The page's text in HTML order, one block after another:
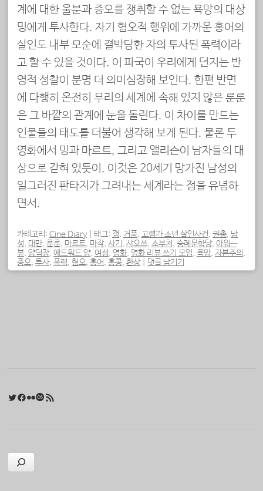
계에 대한 울분과 증오를 쟁취할 수 없는 욕망의 대상
밍에게 투사한다. 자기 혐오적 행위에 가까운 홍어의
살인도 내부 모순에 결박당한 자의 투사된 폭력이라
고 할 수 있을 것이다. 이 파국이 우리에게 던지는 반
영적 성찰이 분명 더 의미심장해 보인다. 한편 반면
에 다행히 온전히 무리의 세계에 속해 있지 않은 룬룬
은 그 바깥의 관계에 눈을 돌린다. 이 차이를 만드는
인물들의 태도를 더불어 생각해 보게 된다. 물론 두
영화에서 밍과 마르트, 그리고 앨리슨이 남자들의 대
상으로 갇혀 있듯이, 이것은 20세기 망가진 남성의
일그러진 판타지가 그려내는 세계라는 점을 유념하
면서.
카테고리: Cine Diary 태그: 갱, 거품, 고령가 소년 살인사건, 권총, 남
성, 대만, 룬룬, 마르트, 마작, 사기 , 샤오쓰, 소부처, 숭례문학당, 아워—
뷰, 양덕창, 에드워드 양, 여성, 영화, 영화 리뷰 쓰기 모임, 욕망, 자본주의,
증오, 투사, 폭력, 혐오, 홍어, 홍콩, 환상 댓글 남기기
Twitter
Facebook
FlickrLast.fm
검색